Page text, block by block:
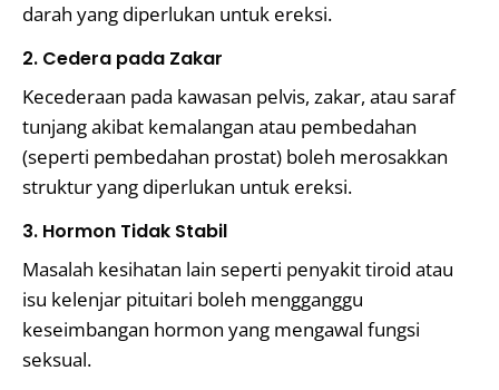
darah yang diperlukan untuk ereksi.
2. Cedera pada Zakar
Kecederaan pada kawasan pelvis, zakar, atau saraf
tunjang akibat kemalangan atau pembedahan
(seperti pembedahan prostat) boleh merosakkan
struktur yang diperlukan untuk ereksi.
3. Hormon Tidak Stabil
Masalah kesihatan lain seperti penyakit tiroid atau
isu kelenjar pituitari boleh mengganggu
keseimbangan hormon yang mengawal fungsi
seksual.